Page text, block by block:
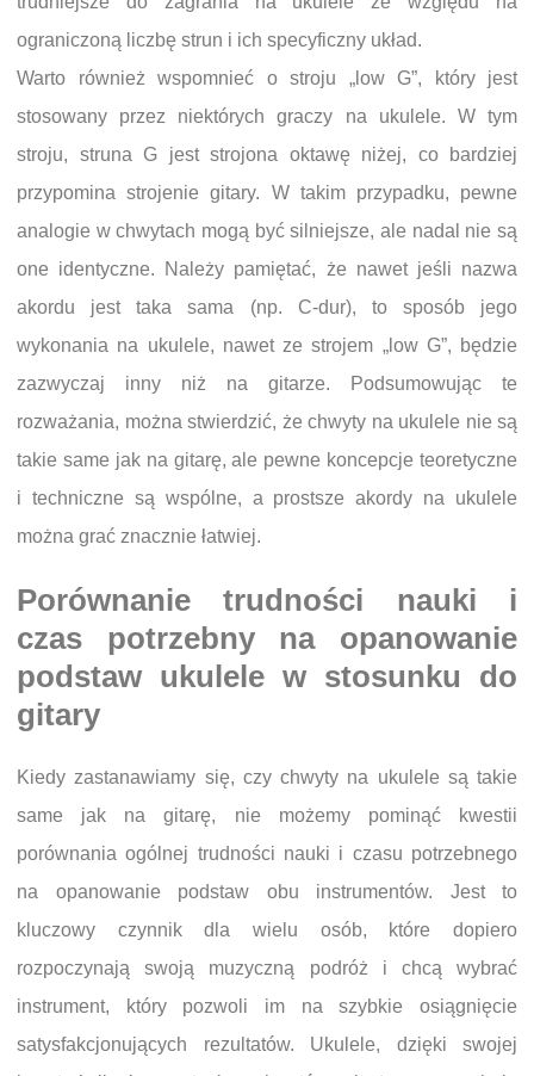
ograniczoną liczbę strun i ich specyficzny układ.
Warto również wspomnieć o stroju „low G”, który jest
stosowany przez niektórych graczy na ukulele. W tym
stroju, struna G jest strojona oktawę niżej, co bardziej
przypomina strojenie gitary. W takim przypadku, pewne
analogie w chwytach mogą być silniejsze, ale nadal nie są
one identyczne. Należy pamiętać, że nawet jeśli nazwa
akordu jest taka sama (np. C-dur), to sposób jego
wykonania na ukulele, nawet ze strojem „low G”, będzie
zazwyczaj inny niż na gitarze. Podsumowując te
rozważania, można stwierdzić, że chwyty na ukulele nie są
takie same jak na gitarę, ale pewne koncepcje teoretyczne
i techniczne są wspólne, a prostsze akordy na ukulele
można grać znacznie łatwiej.
Porównanie trudności nauki i
czas potrzebny na opanowanie
podstaw ukulele w stosunku do
gitary
Kiedy zastanawiamy się, czy chwyty na ukulele są takie
same jak na gitarę, nie możemy pominąć kwestii
porównania ogólnej trudności nauki i czasu potrzebnego
na opanowanie podstaw obu instrumentów. Jest to
kluczowy czynnik dla wielu osób, które dopiero
rozpoczynają swoją muzyczną podróż i chcą wybrać
instrument, który pozwoli im na szybkie osiągnięcie
satysfakcjonujących rezultatów. Ukulele, dzięki swojej